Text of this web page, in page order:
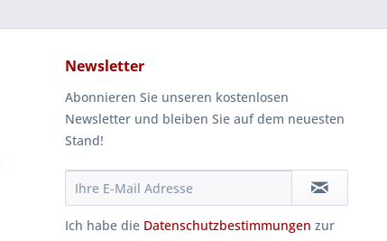
Newsletter
Abonnieren Sie unseren kostenlosen
Newsletter und bleiben Sie auf dem neuesten
Stand!
Ich habe die Datenschutzbestimmungen zur